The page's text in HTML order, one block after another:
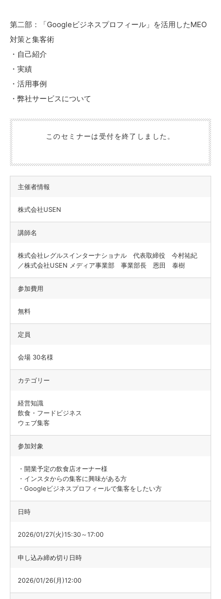
第二部：「Googleビジネスプロフィール」を活用したMEO
対策と集客術
・自己紹介
・実績
・活用事例
・弊社サービスについて
このセミナーは受付を終了しました。
主催者情報
株式会社USEN
講師名
株式会社レグルスインターナショナル 代表取締役 今村祐紀
／株式会社USEN メディア事業部 事業部長 恩田 泰樹
参加費用
無料
定員
会場 30名様
カテゴリー
経営知識
飲食・フードビジネス
ウェブ集客
参加対象
・開業予定の飲食店オーナー様
・インスタからの集客に興味がある方
・Googleビジネスプロフィールで集客をしたい方
日時
2026/01/27(火)15:30～17:00
申し込み締め切り日時
2026/01/26(月)12:00